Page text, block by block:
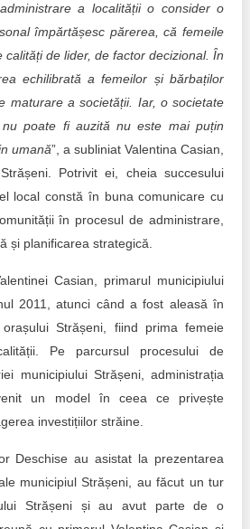
a localității o consider o
împărtășesc părerea, că femeile
calități de lider, de factor decizional. În
echilibrată a femeilor și bărbaților
maturare a societății. Iar, o societate
poate fi auzită nu este mai puțin
umană”, a subliniat Valentina Casian,
Potrivit ei, cheia succesului
local constă în buna comunicare cu
în procesul de administrare,
și planificarea strategică.
Casian, primarul municipiului
2011, atunci când a fost aleasă în
Strășeni, fiind prima femeie
Pe parcursul procesului de
municipiului Strășeni, administrația
un model în ceea ce privește
investițiilor străine.
Deschise au asistat la prezentarea
municipiul Strășeni, au făcut un tur
Strășeni și au avut parte de o